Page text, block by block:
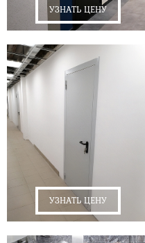
УЗНАТЬ ЦЕНУ
УЗНАТЬ ЦЕНУ